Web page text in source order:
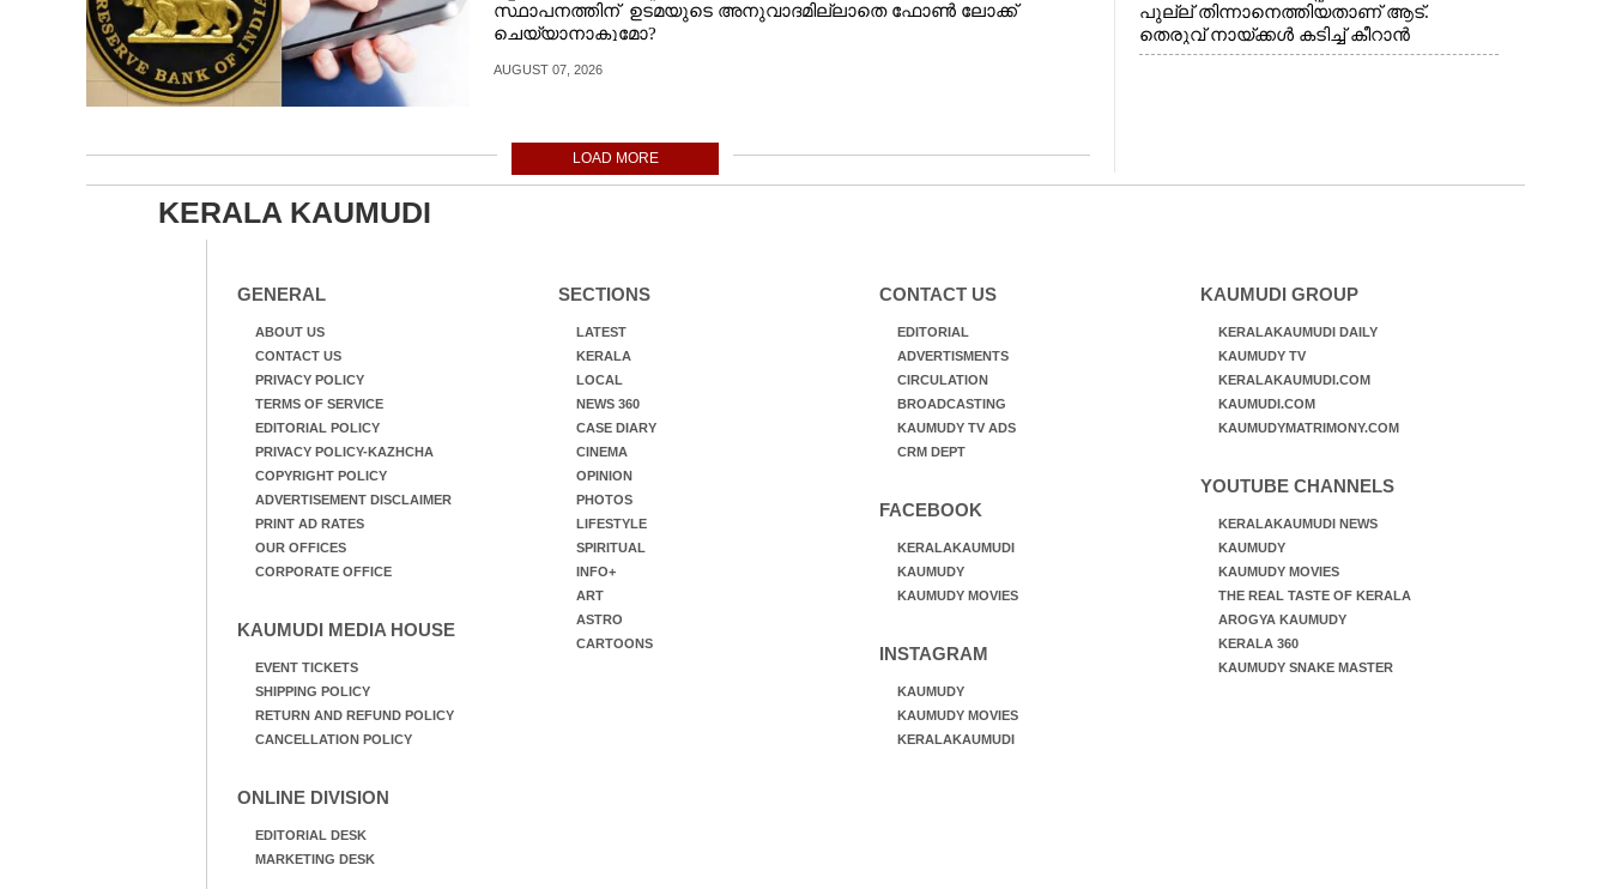
സ്ഥാപനത്തിന് ഉടമയുടെ അനുവാദമില്ലാതെ ഫോൺ ലോക്ക്
ചെയ്യാനാകുമോ?
AUGUST 07, 2026
LOAD MORE
പുല്ല് തിന്നാനെത്തിയതാണ് ആട്.
തെരുവ് നായ്ക്കൾ കടിച്ച് കീറാൻ
വന്നതോടെ വയറിന്റെ ആന്തൽ മറന്ന്
KERALA KAUMUDI
GENERAL
ABOUT US
CONTACT US
PRIVACY POLICY
TERMS OF SERVICE
EDITORIAL POLICY
PRIVACY POLICY-KAZHCHA
COPYRIGHT POLICY
ADVERTISEMENT DISCLAIMER
PRINT AD RATES
OUR OFFICES
CORPORATE OFFICE
KAUMUDI MEDIA HOUSE
EVENT TICKETS
SHIPPING POLICY
RETURN AND REFUND POLICY
CANCELLATION POLICY
ONLINE DIVISION
EDITORIAL DESK
MARKETING DESK
SECTIONS
LATEST
KERALA
LOCAL
NEWS 360
CASE DIARY
CINEMA
OPINION
PHOTOS
LIFESTYLE
SPIRITUAL
INFO+
ART
ASTRO
CARTOONS
CONTACT US
EDITORIAL
ADVERTISMENTS
CIRCULATION
BROADCASTING
KAUMUDY TV ADS
CRM DEPT
FACEBOOK
KERALAKAUMUDI
KAUMUDY
KAUMUDY MOVIES
INSTAGRAM
KAUMUDY
KAUMUDY MOVIES
KERALAKAUMUDI
KAUMUDI GROUP
KERALAKAUMUDI DAILY
KAUMUDY TV
KERALAKAUMUDI.COM
KAUMUDI.COM
KAUMUDYMATRIMONY.COM
YOUTUBE CHANNELS
KERALAKAUMUDI NEWS
KAUMUDY
KAUMUDY MOVIES
THE REAL TASTE OF KERALA
AROGYA KAUMUDY
KERALA 360
KAUMUDY SNAKE MASTER